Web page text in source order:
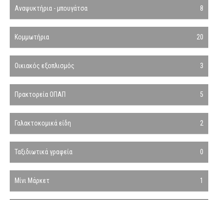
Αναψυκτήρια - μπουγάτσα 8
Κομμωτήρια 20
Οικιακός εξοπλισμός 3
Πρακτορεία ΟΠΑΠ 5
Γαλακτοκομικά είδη 2
Ταξιδιωτικά γραφεία 0
Μίνι Μάρκετ 1